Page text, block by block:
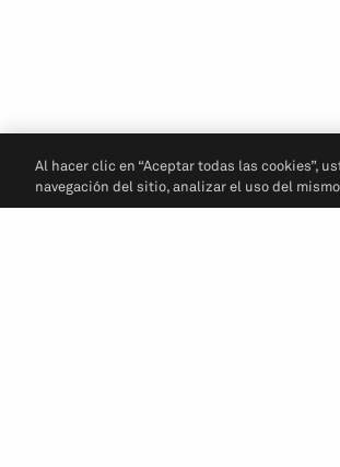
Al hacer clic en “Aceptar todas las cookies”,
navegación del sitio, analizar el uso del